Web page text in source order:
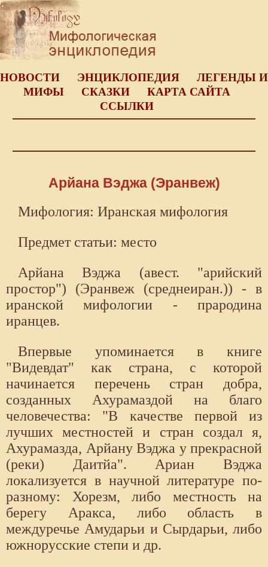
НОВОСТИ ЭНЦИКЛОПЕДИЯ
ЛЕГЕНДЫ И
МИФЫ
СКАЗКИ
КАРТА САЙТА
ССЫЛКИ
Арйана Вэджа (Эранвеж)
Мифология: Иранская мифология
Предмет статьи: место
Арйана Вэджа (авест. "арийский
простор") (Эранвеж (среднеиран.)) - в
иранской мифологии - прародина
иранцев.
Впервые упоминается в книге
"Видевдат" как страна, с которой
начинается перечень стран добра,
созданных Ахурамаздой на благо
человечества: "В качестве первой из
лучших местностей и стран создал я,
Ахурамазда, Арйану Вэджа у прекрасной
(реки) Даитйа". Ариан Вэджа
локализуется в научной литературе по-
разному: Хорезм, либо местность на
берегу Аракса, либо область в
междуречье Амударьи и Сырдарьи, либо
южнорусские степи и др.